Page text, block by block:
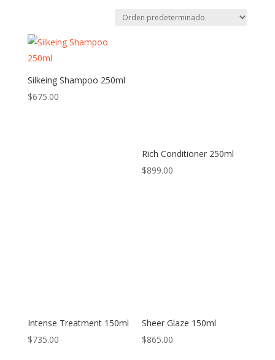
Silkeing Shampoo 250ml
$675.00
Rich Conditioner 250ml
$899.00
Intense Treatment 150ml
$735.00
Sheer Glaze 150ml
$865.00